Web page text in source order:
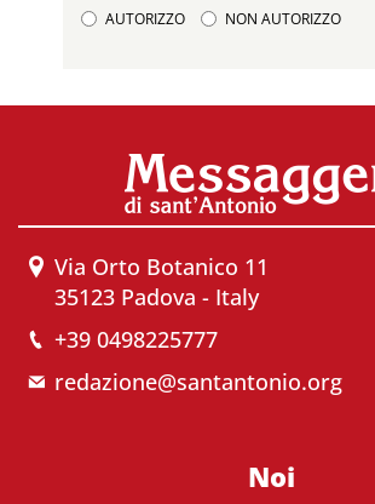
AUTORIZZO NON AUTORIZZO
Via Orto Botanico 11
35123 Padova - Italy
+39 0498225777
redazione@santantonio.org
Noi